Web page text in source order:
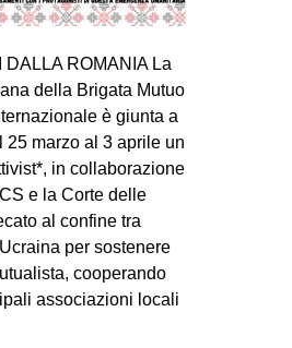
DALLA ROMANIA La
della Brigata Mutuo
è giunta a
25 marzo al 3 aprile un
in collaborazione
e la Corte delle
al confine tra
per sostenere
cooperando
associazioni locali